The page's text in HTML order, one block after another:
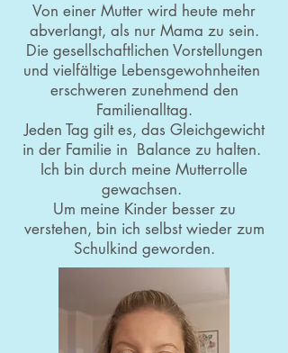
Von einer Mutter wird heute mehr
abverlangt, als nur Mama zu sein.
Die gesellschaftlichen Vorstellungen
und vielfältige Lebensgewohnheiten
erschweren zunehmend den
Familienalltag.
Jeden Tag gilt es, das Gleichgewicht
in der Familie in Balance zu halten.
Ich bin durch meine Mutterrolle
gewachsen.
Um meine Kinder besser zu
verstehen, bin ich selbst wieder zum
Schulkind geworden.